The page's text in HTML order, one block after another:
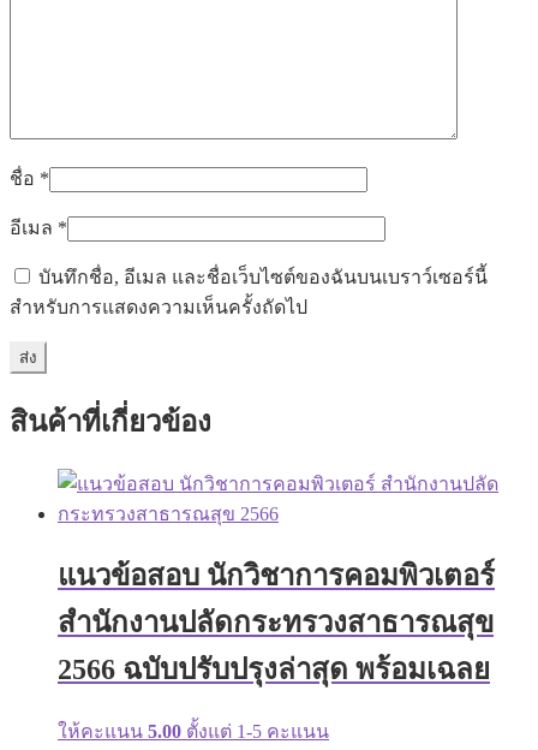
ชื่อ *
อีเมล *
บันทึกชื่อ, อีเมล และชื่อเว็บไซต์ของฉันบนเบราว์เซอร์นี้
สำหรับการแสดงความเห็นครั้งถัดไป
สินค้าที่เกี่ยวข้อง
แนวข้อสอบ นักวิชาการคอมพิวเตอร์
สำนักงานปลัดกระทรวงสาธารณสุข
2566 ฉบับปรับปรุงล่าสุด พร้อมเฉลย
ให้คะแนน 5.00 ตั้งแต่ 1-5 คะแนน